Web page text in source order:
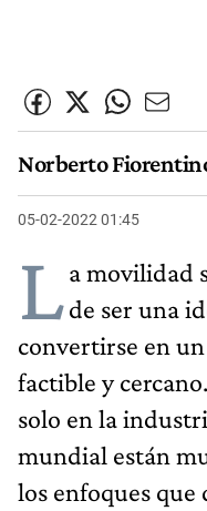
Norberto
05-02-2022 01:45
La movilidad
de ser una
convertirse en
factible y
solo en la
mundial están
los enfoques que